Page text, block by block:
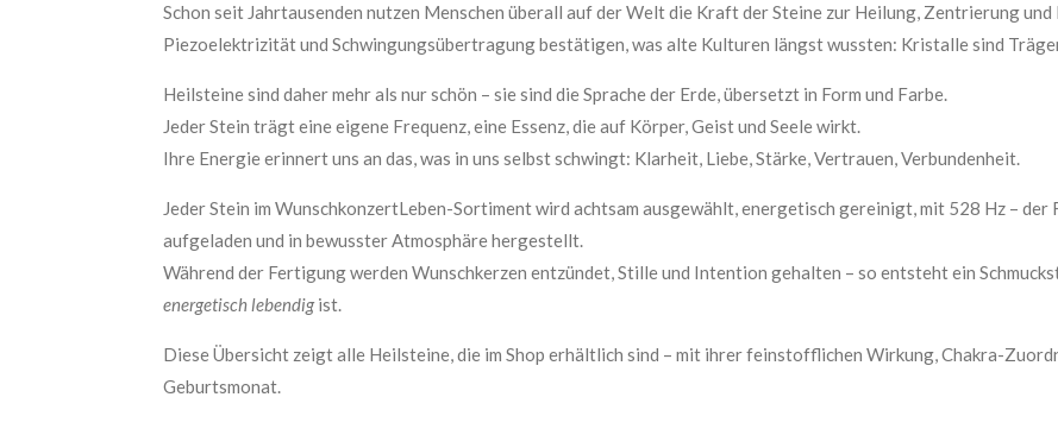
Schon seit Jahrtausenden nutzen Menschen überall auf der Welt die Kraft der Steine zur Heilung, Zentrierung
Piezoelektrizität und Schwingungsübertragung bestätigen, was alte Kulturen längst wussten: Kristalle sind
Heilsteine sind daher mehr als nur schön – sie sind die Sprache der Erde, übersetzt in Form und Farbe.
Jeder Stein trägt eine eigene Frequenz, eine Essenz, die auf Körper, Geist und Seele wirkt.
Ihre Energie erinnert uns an das, was in uns selbst schwingt: Klarheit, Liebe, Stärke, Vertrauen, Verbundenheit.
Jeder Stein im WunschkonzertLeben-Sortiment wird achtsam ausgewählt, energetisch gereinigt, mit 528 Hz – der
aufgeladen und in bewusster Atmosphäre hergestellt.
Während der Fertigung werden Wunschkerzen entzündet, Stille und Intention gehalten – so entsteht ein
energetisch lebendigist.
Diese Übersicht zeigt alle Heilsteine, die im Shop erhältlich sind – mit ihrer feinstofflichen Wirkung, Chakra-
Geburtsmonat.